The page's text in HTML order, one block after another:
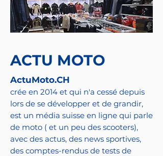
ACTU MOTO
ActuMoto.CH
crée en 2014 et qui n'a cessé depuis
lors de se développer et de grandir,
est un média suisse en ligne qui parle
de moto ( et un peu des scooters),
avec des actus, des news sportives,
des comptes-rendus de tests de